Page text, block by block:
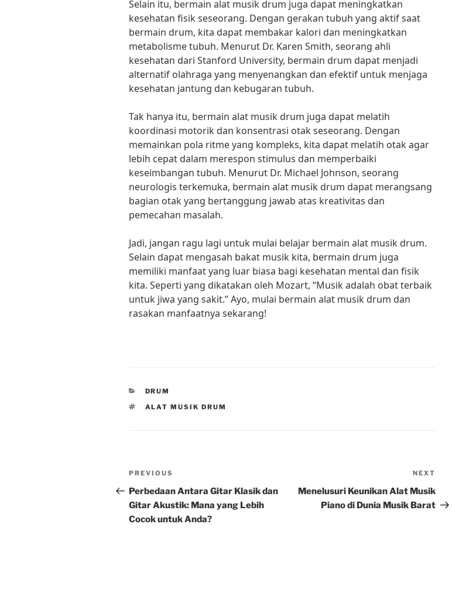
Selain itu, bermain alat musik drum juga dapat meningkatkan
kesehatan fisik seseorang. Dengan gerakan tubuh yang aktif saat
bermain drum, kita dapat membakar kalori dan meningkatkan
metabolisme tubuh. Menurut Dr. Karen Smith, seorang ahli
kesehatan dari Stanford University, bermain drum dapat menjadi
alternatif olahraga yang menyenangkan dan efektif untuk menjaga
kesehatan jantung dan kebugaran tubuh.
Tak hanya itu, bermain alat musik drum juga dapat melatih
koordinasi motorik dan konsentrasi otak seseorang. Dengan
memainkan pola ritme yang kompleks, kita dapat melatih otak agar
lebih cepat dalam merespon stimulus dan memperbaiki
keseimbangan tubuh. Menurut Dr. Michael Johnson, seorang
neurologis terkemuka, bermain alat musik drum dapat merangsang
bagian otak yang bertanggung jawab atas kreativitas dan
pemecahan masalah.
Jadi, jangan ragu lagi untuk mulai belajar bermain alat musik drum.
Selain dapat mengasah bakat musik kita, bermain drum juga
memiliki manfaat yang luar biasa bagi kesehatan mental dan fisik
kita. Seperti yang dikatakan oleh Mozart, “Musik adalah obat terbaik
untuk jiwa yang sakit.” Ayo, mulai bermain alat musik drum dan
rasakan manfaatnya sekarang!
CATEGORIES
DRUM
TAGS
ALAT MUSIK DRUM
Post
navigation
Previous
Post
PREVIOUS
Perbedaan Antara Gitar Klasik dan
Gitar Akustik: Mana yang Lebih
Cocok untuk Anda?
Post
NEXT
Menelusuri Keunikan Alat Musik
Piano di Dunia Musik Barat